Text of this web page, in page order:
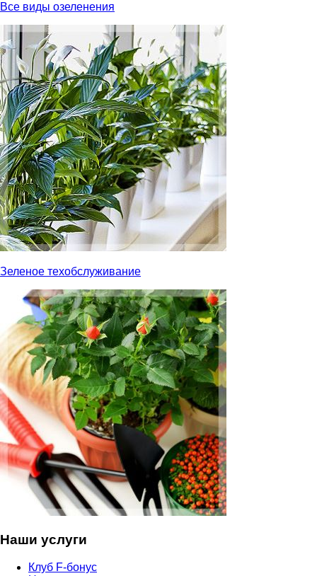
Все виды озеленения
Зеленое техобслуживание
Наши услуги
Клуб F-бонус